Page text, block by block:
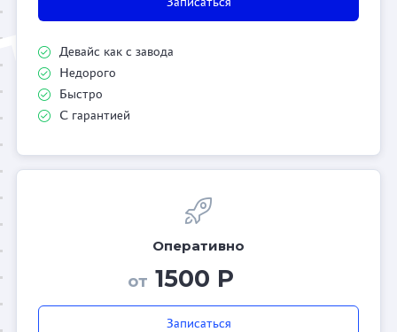
Девайс как с завода
Недорого
Быстро
С гарантией
Оперативно
от 1500 Р
Записаться